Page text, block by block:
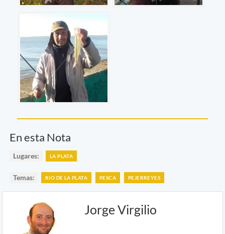
En esta Nota
Lugares: LA PLATA
Temas: RIO DE LA PLATA PESCA PEJERREYES
Jorge Virgilio